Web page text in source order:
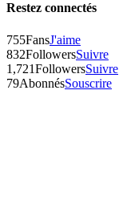
Restez connectés
755FansJ'aime
832FollowersSuivre
1,721FollowersSuivre
79AbonnésSouscrire